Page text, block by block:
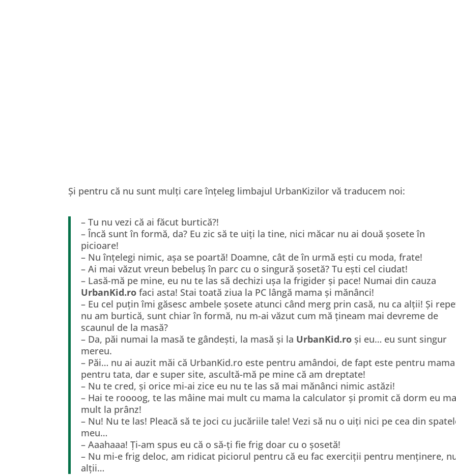
Și pentru că nu sunt mulți care înțeleg limbajul UrbanKizilor vă traducem noi:
– Tu nu vezi că ai făcut burtică?!
– Încă sunt în formă, da? Eu zic să te uiți la tine, nici măcar nu ai două șosete în
picioare!
– Nu înțelegi nimic, așa se poartă! Doamne, cât de în urmă ești cu moda, frate!
– Ai mai văzut vreun bebeluș în parc cu o singură șosetă? Tu ești cel ciudat!
– Lasă-mă pe mine, eu nu te las să dechizi ușa la frigider și pace! Numai din cauza
UrbanKid.ro faci asta! Stai toată ziua la PC lângă mama și mănânci!
– Eu cel puțin îmi găsesc ambele șosete atunci când merg prin casă, nu ca alții! Și
nu am burtică, sunt chiar în formă, nu m-ai văzut cum mă țineam mai devreme de
scaunul de la masă?
– Da, păi numai la masă te gândești, la masă și la UrbanKid.ro și eu… eu sunt singur
mereu.
– Păi… nu ai auzit măi că UrbanKid.ro este pentru amândoi, de fapt este pentru
pentru tata, dar e super site, ascultă-mă pe mine că am dreptate!
– Nu te cred, și orice mi-ai zice eu nu te las să mai mănânci nimic astăzi!
– Hai te roooog, te las mâine mai mult cu mama la calculator și promit că dorm eu
mult la prânz!
– Nu! Nu te las! Pleacă să te joci cu jucăriile tale! Vezi să nu o uiți nici pe cea din
meu…
– Aaahaaa! Ți-am spus eu că o să-ți fie frig doar cu o șosetă!
– Nu mi-e frig deloc, am ridicat piciorul pentru că eu fac exerciții pentru menținere,
alții…